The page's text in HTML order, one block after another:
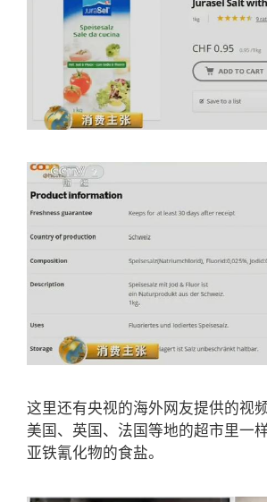
这里还有央视的海外网友提供的视
美国、英国、法国等地的超市里一
亚铁氰化物的食盐。